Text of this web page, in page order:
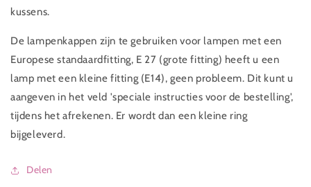
kussens.
De lampenkappen zijn te gebruiken voor lampen met een
Europese standaardfitting, E 27 (grote fitting) heeft u een
lamp met een kleine fitting (E14), geen probleem. Dit kunt u
aangeven in het veld 'speciale instructies voor de bestelling',
tijdens het afrekenen. Er wordt dan een kleine ring
bijgeleverd.
Delen